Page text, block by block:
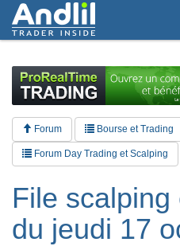
Forum Bourse et Trading
Forum Day Trading et Scalping
File
du jeudi 17